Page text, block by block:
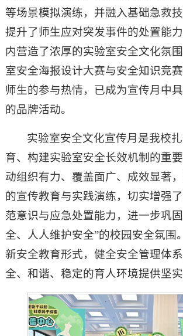
等场景模拟演练，并融入基础急救
提升了师生应对突发事件的处置能
内营造了浓厚的实验室安全文化氛
室安全海报设计大赛与安全知识竞
师生的参与热情，已成为宣传月中
的品牌活动。
实验室安全文化宣传月是我校
育、构建实验室安全长效机制的重
动组织有力、覆盖面广、成效显著
的宣传教育与实践演练，切实增强
范意识与应急处置能力，进一步巩
全、人人维护安全”的校园安全氛围
新安全教育形式，健全安全管理体
全、和谐、稳定的育人环境提供坚实